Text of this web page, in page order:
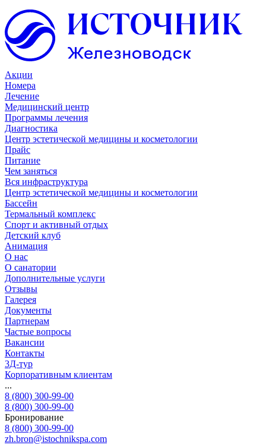
Акции
Номера
Лечение
Медицинский центр
Программы лечения
Диагностика
Центр эстетической медицины и косметологии
Прайс
Питание
Чем заняться
Вся инфраструктура
Центр эстетической медицины и косметологии
Бассейн
Термальный комплекс
Спорт и активный отдых
Детский клуб
Анимация
О нас
О санатории
Дополнительные услуги
Отзывы
Галерея
Документы
Партнерам
Частые вопросы
Вакансии
Контакты
3Д-тур
Корпоративным клиентам
...
8 (800) 300-99-00
8 (800) 300-99-00
Бронирование
8 (800) 300-99-00
zh.bron@istochnikspa.com